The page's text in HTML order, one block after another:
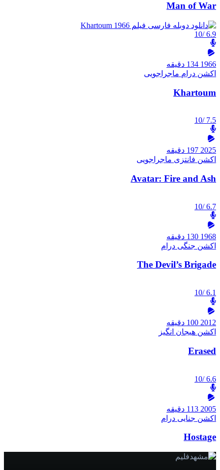
Man of War
6.9
/10
1966 134 دقیقه
اکشن درام ماجراجویی
Khartoum
7.5
/10
2025 197 دقیقه
اکشن فانتزی ماجراجویی
Avatar: Fire and Ash
6.7
/10
1968 130 دقیقه
اکشن جنگی درام
The Devil’s Brigade
6.1
/10
2012 100 دقیقه
اکشن هیجان انگیز
Erased
6.6
/10
2005 113 دقیقه
اکشن جنایی درام
Hostage